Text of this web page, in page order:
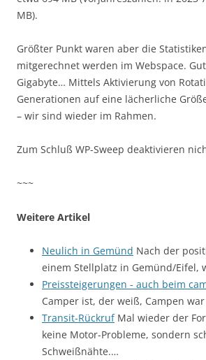
MB).
Größter Punkt waren aber die
mitgerechnet werden im Webspace.
Gigabyte… Mittels Aktivierung von
Generationen auf eine lächerliche
– wir sind wieder im Rahmen.
Zum Schluß WP-Sweep deaktivieren
~~~
Weitere Artikel
Neulich in Gemünd Nach der
einem Stellplatz in Gemünd/Eifel,
Preissteigerungen - auch beim
Camper ist, der weiß, Campen
Transit-RückrufMal wieder der
keine Motor-Probleme, sondern
Schweißnähte.…